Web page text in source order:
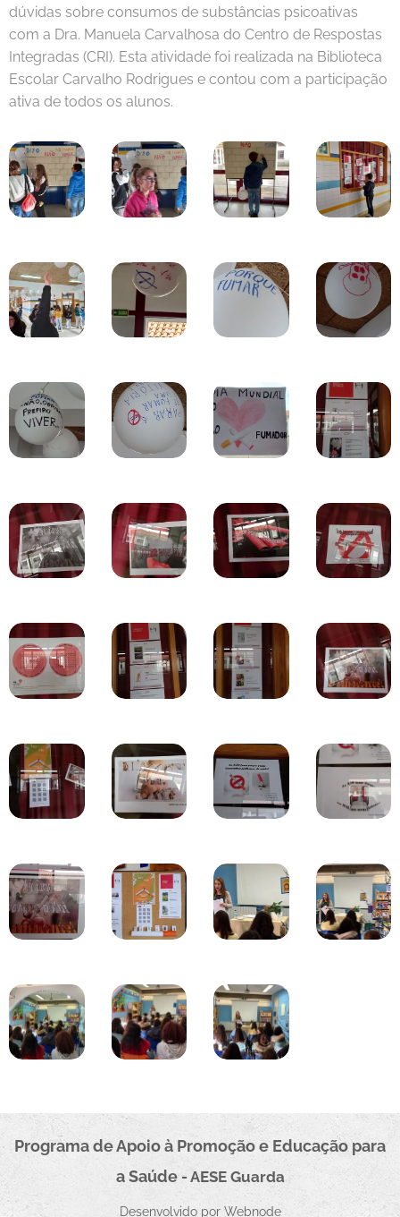
dúvidas sobre consumos de substâncias psicoativas
com a Dra. Manuela Carvalhosa do Centro de Respostas
Integradas (CRI). Esta atividade foi realizada na Biblioteca
Escolar Carvalho Rodrigues e contou com a participação
ativa de todos os alunos.
Programa de Apoio à Promoção e Educação para
a Saúde - AESE Guarda
Desenvolvido por Webnode